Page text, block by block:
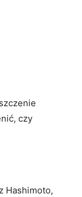
czy
Hashimoto,